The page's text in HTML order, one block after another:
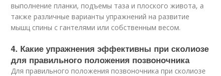
выполнение планки, подъемы таза и плоского живота, а
также различные варианты упражнений на развитие
мышц спины с гантелями или собственным весом.
4. Какие упражнения эффективны при сколиозе
для правильного положения позвоночника
Для правильного положения позвоночника при сколиозе